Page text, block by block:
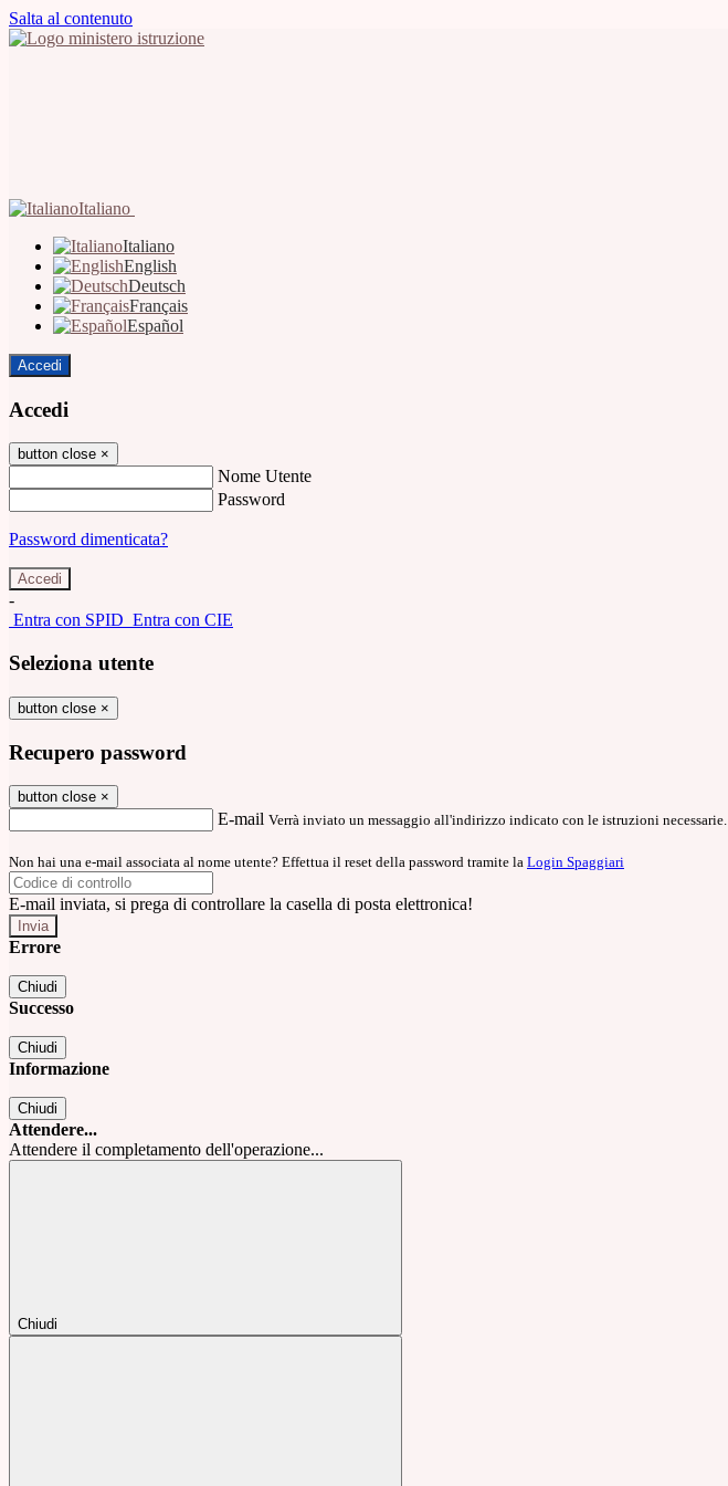
Salta al contenuto
Italiano
Italiano
English
Deutsch
Français
Español
Accedi
Accedi
button close ×
Nome Utente
Password
Password dimenticata?
-
Entra con SPID Entra con CIE
Seleziona utente
button close ×
Recupero password
button close ×
E-mail Verrà inviato un messaggio all'indirizzo indicato con le istruzioni necessarie.
Non hai una e-mail associata al nome utente? Effettua il reset della password tramite la Login Spaggiari
E-mail inviata, si prega di controllare la casella di posta elettronica!
Errore
Chiudi
Successo
Chiudi
Informazione
Chiudi
Attendere...
Attendere il completamento dell'operazione...
Chiudi